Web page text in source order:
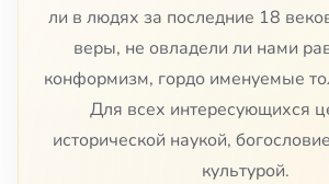
ли в людях за последние 18
веры, не овладели ли нами
конформизм, гордо именуемые
Для всех интересующихся
исторической наукой,
культурой.